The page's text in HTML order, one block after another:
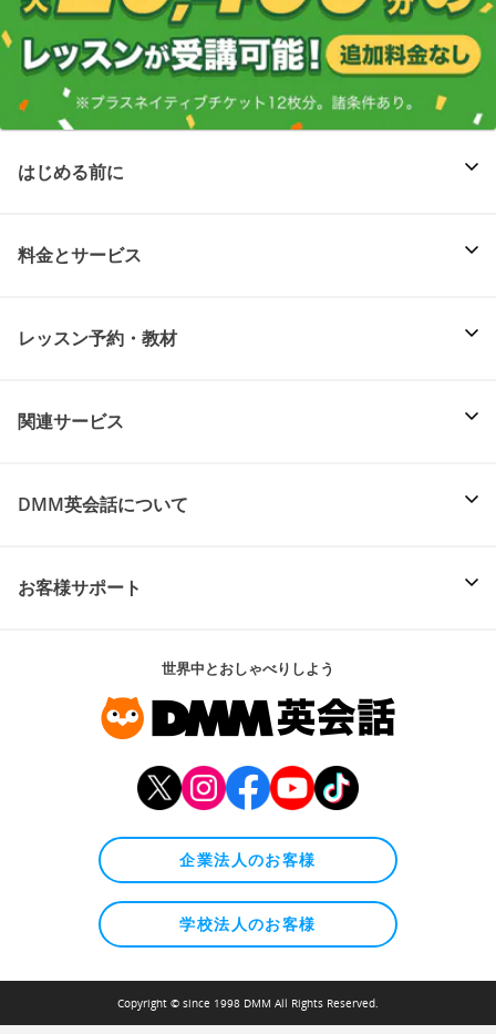
はじめる前に
料金とサービス
レッスン予約・教材
関連サービス
DMM英会話について
お客様サポート
世界中とおしゃべりしよう
企業法人のお客様
学校法人のお客様
Copyright © since 1998 DMM All Rights Reserved.